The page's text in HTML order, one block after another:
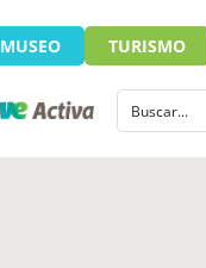
MUSEO TURISMO